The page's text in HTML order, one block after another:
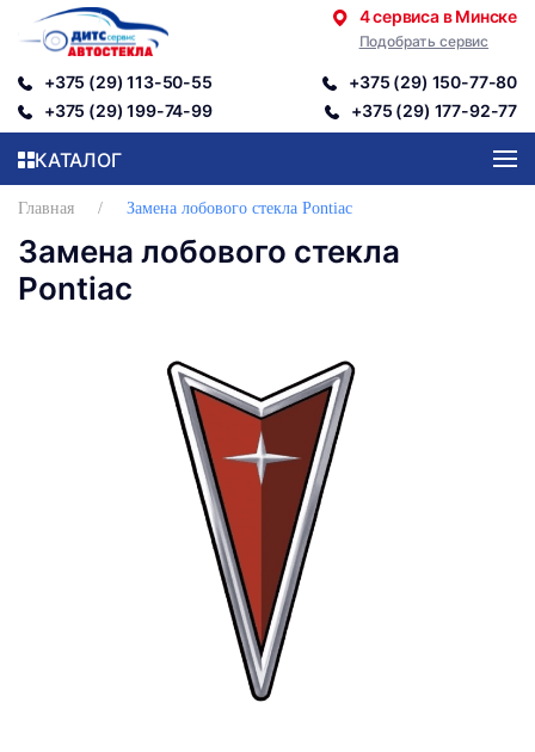
4 сервиса в Минске
Подобрать сервис
+375 (29) 113-50-55
+375 (29) 199-74-99
+375 (29) 150-77-80
+375 (29) 177-92-77
КАТАЛОГ
Замена лобового стекла
Pontiac
Главная Замена лобового стекла Pontiac